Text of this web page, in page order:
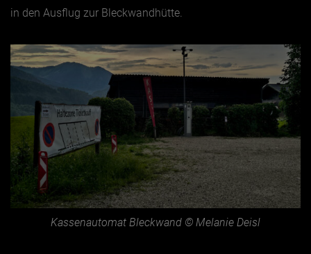
in den Ausflug zur Bleckwandhütte.
Kassenautomat Bleckwand © Melanie Deisl